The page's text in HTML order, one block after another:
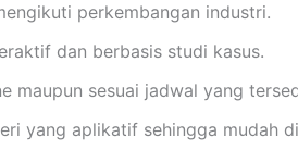
perkembangan industri.
dan berbasis studi kasus.
maupun sesuai jadwal yang
yang aplikatif sehingga mudah